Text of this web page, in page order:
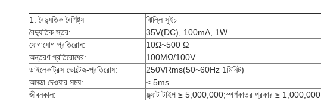
1. বৈদ্যুতিক বৈশিষ্ট্য
ঝিল্লি সুইচ
বৈদ্যুতিক স্তর:
35V(DC), 100mA, 1W
যোগাযোগ প্রতিরোধ:
10Ω~500 Ω
অন্তরণ প্রতিরোধের:
100MΩ/100V
ডাইলেকট্রিক্স ভোল্টেজ-প্রতিরোধ:
250VRms(50~60Hz 1মিনিট)
আড্ডা দেওয়ার সময়:
≤ 5ms
জীবনকাল:
ফ্ল্যাট টাইপ ≥ 5,000,000;স্পর্শকাতর প্রকার ≥ 1,000,000